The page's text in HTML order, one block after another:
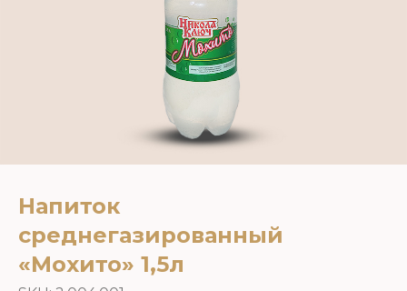
Напиток
среднегазированный
«Мохито» 1,5л